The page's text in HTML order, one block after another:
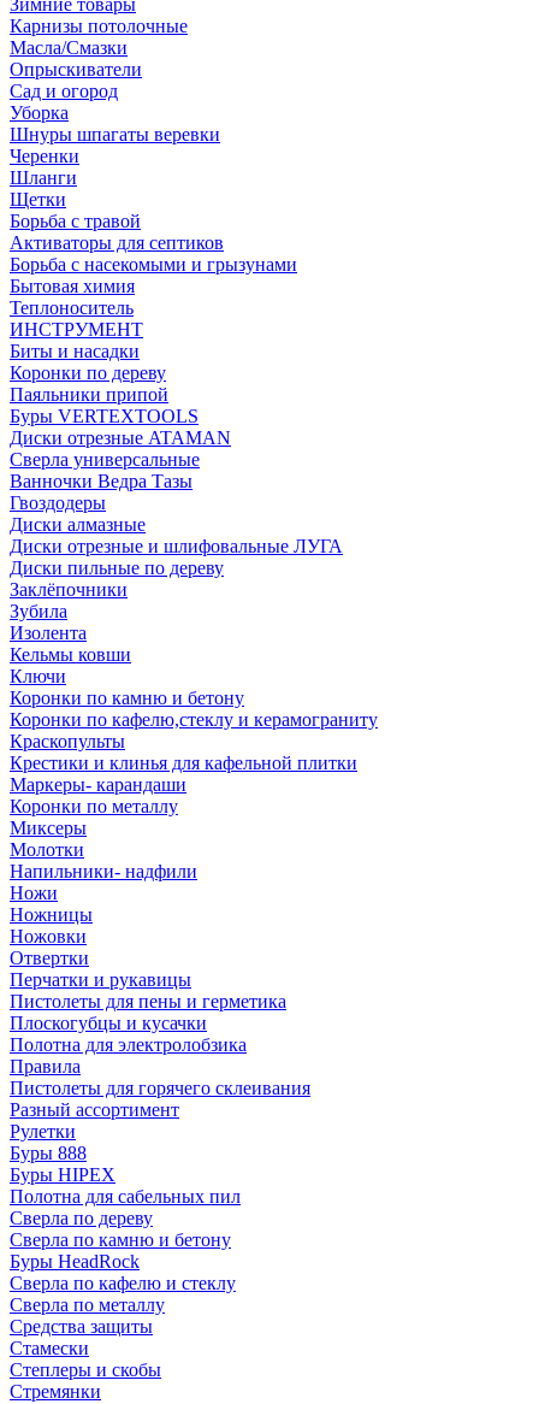
Зимние товары
Карнизы потолочные
Масла/Смазки
Опрыскиватели
Сад и огород
Уборка
Шнуры шпагаты веревки
Черенки
Шланги
Щетки
Борьба с травой
Активаторы для септиков
Борьба с насекомыми и грызунами
Бытовая химия
Теплоноситель
ИНСТРУМЕНТ
Биты и насадки
Коронки по дереву
Паяльники припой
Буры VERTEXTOOLS
Диски отрезные ATAMAN
Сверла универсальные
Ванночки Ведра Тазы
Гвоздодеры
Диски алмазные
Диски отрезные и шлифовальные ЛУГА
Диски пильные по дереву
Заклёпочники
Зубила
Изолента
Кельмы ковши
Ключи
Коронки по камню и бетону
Коронки по кафелю,стеклу и керамограниту
Краскопульты
Крестики и клинья для кафельной плитки
Маркеры- карандаши
Коронки по металлу
Миксеры
Молотки
Напильники- надфили
Ножи
Ножницы
Ножовки
Отвертки
Перчатки и рукавицы
Пистолеты для пены и герметика
Плоскогубцы и кусачки
Полотна для электролобзика
Правила
Пистолеты для горячего склеивания
Разный ассортимент
Рулетки
Буры 888
Буры HIPEX
Полотна для сабельных пил
Сверла по дереву
Сверла по камню и бетону
Буры HeadRock
Сверла по кафелю и стеклу
Сверла по металлу
Средства защиты
Стамески
Степлеры и скобы
Стремянки